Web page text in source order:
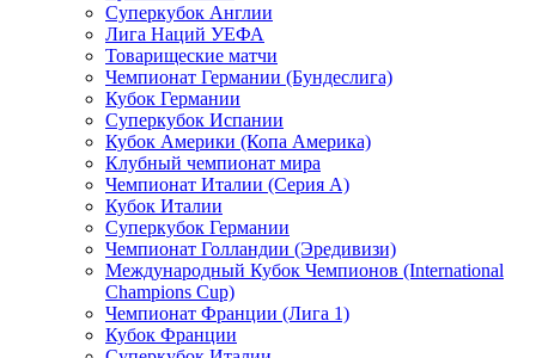
Суперкубок Англии
Лига Наций УЕФА
Товарищеские матчи
Чемпионат Германии (Бундеслига)
Кубок Германии
Суперкубок Испании
Кубок Америки (Копа Америка)
Клубный чемпионат мира
Чемпионат Италии (Серия А)
Кубок Италии
Суперкубок Германии
Чемпионат Голландии (Эредивизи)
Международный Кубок Чемпионов (International
Champions Cup)
Чемпионат Франции (Лига 1)
Кубок Франции